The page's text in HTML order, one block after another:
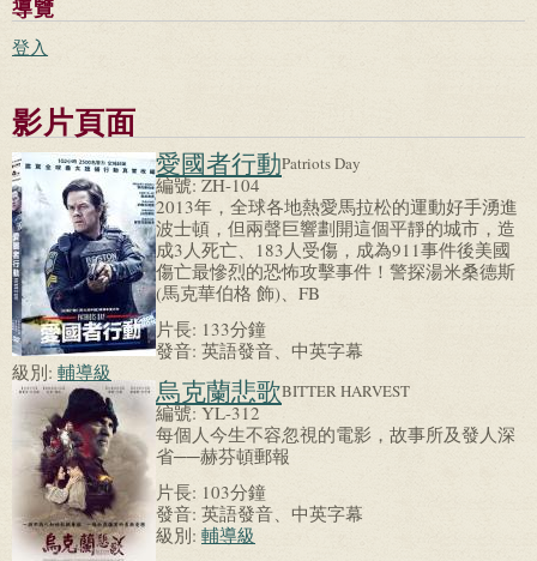
導覽
登入
影片頁面
愛國者行動Patriots Day
編號:ZH-104
2013年，全球各地熱愛馬拉松的運動好手湧進
波士頓，但兩聲巨響劃開這個平靜的城市，造
成3人死亡、183人受傷，成為911事件後美國
傷亡最慘烈的恐怖攻擊事件！警探湯米桑德斯
(馬克華伯格 飾)、FB
片長: 133分鐘
發音: 英語發音、中英字幕
級別: 輔導級
烏克蘭悲歌BITTER HARVEST
編號:YL-312
每個人今生不容忽視的電影，故事所及發人深
省──赫芬頓郵報
片長: 103分鐘
發音: 英語發音、中英字幕
級別: 輔導級